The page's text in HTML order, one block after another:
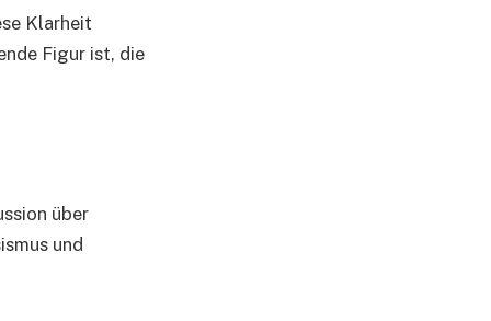
Klarheit
Figur ist, die
über
und